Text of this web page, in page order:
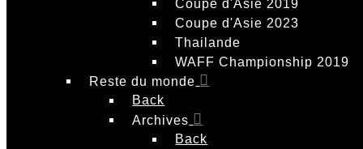
Coupe d'Asie 2019
Coupe d'Asie 2023
Thailande
WAFF Championship 2019
Reste du monde
Back
Archives
Back